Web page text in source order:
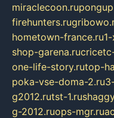
miraclecoon.ru
firehunters.ru
hometown-france.ru
shop-garena.ru
one-life-story.rutop-
poka-vse-doma-2.ru
g2012.rutst-1.ru
g-2012.ruops-mgr.ru